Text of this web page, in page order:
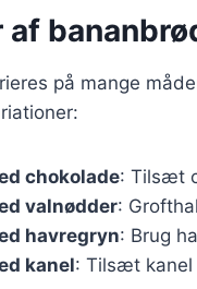
på mange
chokolade: Tilsæt
valnødder:
havregryn: Brug
kanel: Tilsæt kanel